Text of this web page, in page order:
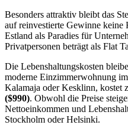
Besonders attraktiv bleibt das
auf reinvestierte Gewinne keine
Estland als Paradies für
Privatpersonen beträgt als Flat
Die Lebenshaltungskosten
moderne Einzimmerwohnung
Kalamaja oder Kesklinn, kostet
($990). Obwohl die Preise
Nettoeinkommen und
Stockholm oder Helsinki.